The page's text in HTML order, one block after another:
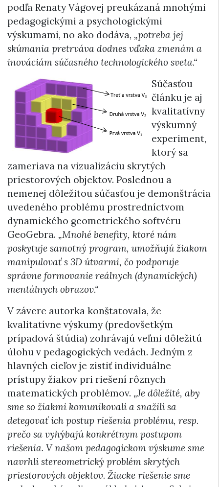
podľa Renaty Vágovej preukázaná mnohými
pedagogickými a psychologickými
výskumami, no ako dodáva, „potreba jej
skúmania pretrváva dodnes vďaka zmenám a
inováciám súčasného technologického sveta.“
Súčasťou
článku je aj
kvalitatívny
výskumný
experiment,
ktorý sa
zameriava na vizualizáciu skrytých
priestorových objektov. Poslednou a
nemenej dôležitou súčasťou je demonštrácia
uvedeného problému prostredníctvom
dynamického geometrického softvéru
GeoGebra. „Mnohé benefity, ktoré nám
poskytuje samotný program, umožňujú žiakom
manipulovať s 3D útvarmi, čo podporuje
správne formovanie reálnych (dynamických)
mentálnych obrazov.“
V závere autorka konštatovala, že
kvalitatívne výskumy (predovšetkým
prípadová štúdia) zohrávajú veľmi dôležitú
úlohu v pedagogických vedách. Jedným z
hlavných cieľov je zistiť individuálne
prístupy žiakov pri riešení rôznych
matematických problémov. „Je dôležité, aby
sme so žiakmi komunikovali a snažili sa
detegovať ich postup riešenia problému, resp.
prečo sa vyhýbajú konkrétnym postupom
riešenia. V našom pedagogickom výskume sme
navrhli stereometrický problém skrytých
priestorových objektov. Žiacke riešenie sme